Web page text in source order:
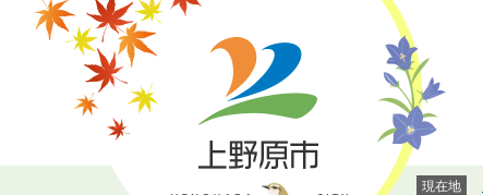
で
ば
現在地